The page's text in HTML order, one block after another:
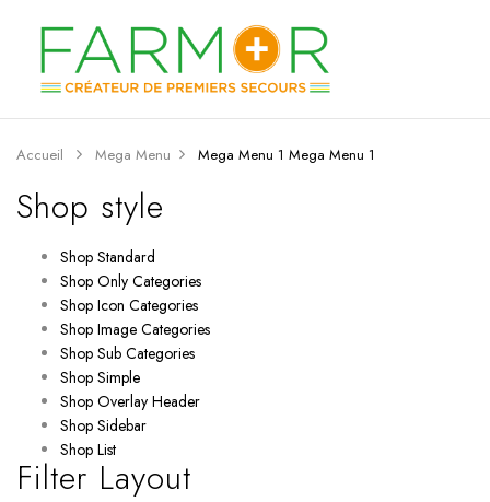
Accueil Mega Menu Mega Menu 1 Mega Menu 1
Shop style
Shop Standard
Shop Only Categories
Shop Icon Categories
Shop Image Categories
Shop Sub Categories
Shop Simple
Shop Overlay Header
Shop Sidebar
Shop List
Filter Layout